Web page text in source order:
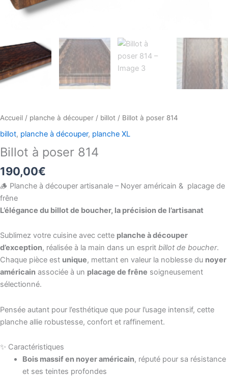
Accueil / planche à découper / billot / Billot à poser 814
billot, planche à découper, planche XL
Billot à poser 814
190,00€
🪵 Planche à découper artisanale – Noyer américain & placage de
frêne
L’élégance du billot de boucher, la précision de l’artisanat
Sublimez votre cuisine avec cette planche à découper
d’exception, réalisée à la main dans un esprit billot de boucher.
Chaque pièce est unique, mettant en valeur la noblesse du noyer
américain associée à un placage de frêne soigneusement
sélectionné.
Pensée autant pour l’esthétique que pour l’usage intensif, cette
planche allie robustesse, confort et raffinement.
✨ Caractéristiques
Bois massif en noyer américain, réputé pour sa résistance
et ses teintes profondes